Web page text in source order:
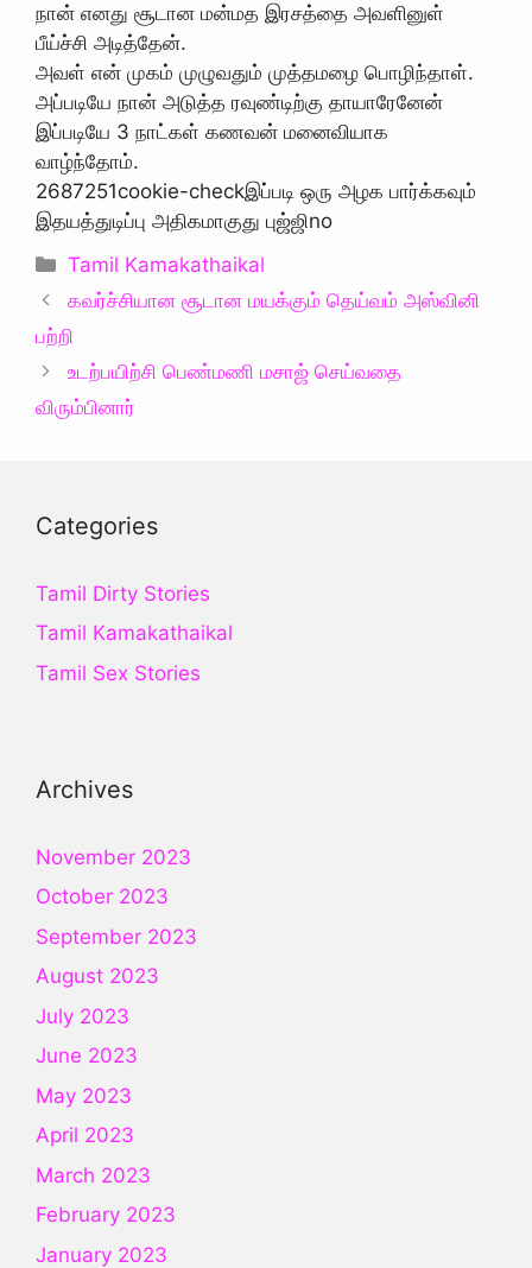
நான் எனது சூடான மன்மத இரசத்தை அவளினுள்
பீய்ச்சி அடித்தேன்.
அவள் என் முகம் முழுவதும் முத்தமழை பொழிந்தாள்.
அப்படியே நான் அடுத்த ரவுண்டிற்கு தாயாரேனேன்
இப்படியே 3 நாட்கள் கணவன் மனைவியாக
வாழ்ந்தோம்.
2687251cookie-checkஇப்படி ஒரு அழக பார்க்கவும்
இதயத்துடிப்பு அதிகமாகுது புஜ்ஜிno
Categories
Tamil Kamakathaikal
கவர்ச்சியான சூடான மயக்கும் தெய்வம் அஸ்வினி
பற்றி
உடற்பயிற்சி பெண்மணி மசாஜ் செய்வதை
விரும்பினார்
Categories
Tamil Dirty Stories
Tamil Kamakathaikal
Tamil Sex Stories
Archives
November 2023
October 2023
September 2023
August 2023
July 2023
June 2023
May 2023
April 2023
March 2023
February 2023
January 2023